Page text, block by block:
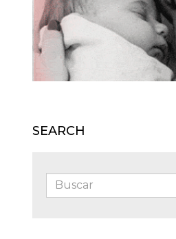
SEARCH
Buscar: